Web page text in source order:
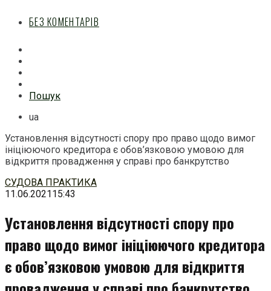
БЕЗ КОМЕНТАРІВ
Пошук
ua
Установлення відсутності спору про право щодо вимог
ініціюючого кредитора є обов’язковою умовою для
відкриття провадження у справі про банкрутство
Перейти
до
СУДОВА ПРАКТИКА
11.06.202115:43
Установлення відсутності спору про
право щодо вимог ініціюючого кредитора
є обов’язковою умовою для відкриття